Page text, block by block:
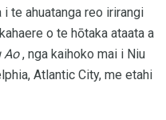
i te ahuatanga reo irirangi
o te hōtaka ataata a
Ao, nga kaihoko mai i Niu
Atlantic City, me etahi